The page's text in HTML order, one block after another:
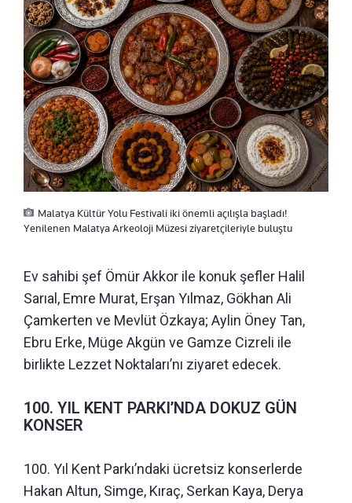
Malatya Kültür Yolu Festivali iki önemli açılışla başladı!
Yenilenen Malatya Arkeoloji Müzesi ziyaretçileriyle buluştu
Ev sahibi şef Ömür Akkor ile konuk şefler Halil
Sarıal, Emre Murat, Erşan Yılmaz, Gökhan Ali
Çamkerten ve Mevlüt Özkaya; Aylin Öney Tan,
Ebru Erke, Müge Akgün ve Gamze Cizreli ile
birlikte Lezzet Noktaları’nı ziyaret edecek.
100. YIL KENT PARKI’NDA DOKUZ GÜN
KONSER
100. Yıl Kent Parkı’ndaki ücretsiz konserlerde
Hakan Altun, Simge, Kıraç, Serkan Kaya, Derya